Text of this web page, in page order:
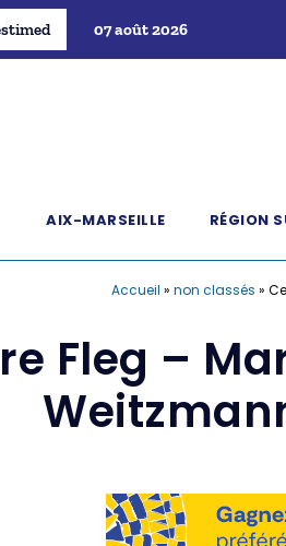
07 août 2026
AIX-MARSEILLE RÉGION
Accueil » non classés »
Fleg –